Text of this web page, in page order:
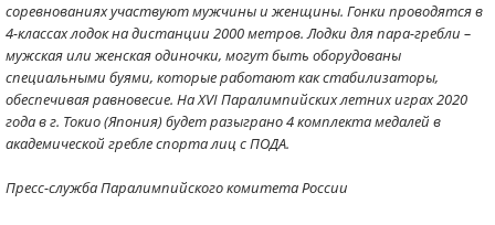
соревнованиях участвуют мужчины и женщины. Гонки проводятся в
4-классах лодок на дистанции 2000 метров. Лодки для пара-гребли –
мужская или женская одиночки, могут быть оборудованы
специальными буями, которые работают как стабилизаторы,
обеспечивая равновесие. На XVI Паралимпийских летних играх 2020
года в г. Токио (Япония) будет разыграно 4 комплекта медалей в
академической гребле спорта лиц с ПОДА.
Пресс-служба Паралимпийского комитета России